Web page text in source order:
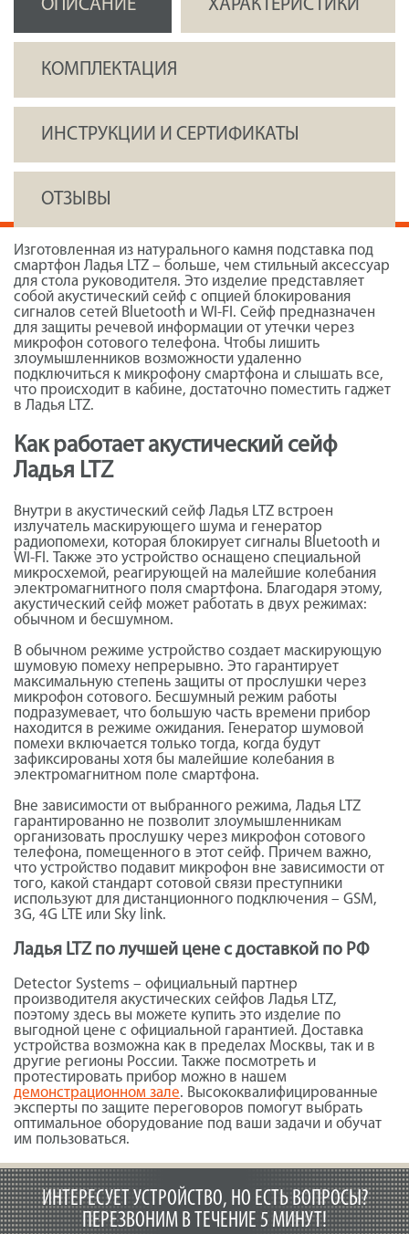
ОПИСАНИЕ ХАРАКТЕРИСТИКИ
КОМПЛЕКТАЦИЯ
ИНСТРУКЦИИ И СЕРТИФИКАТЫ
ОТЗЫВЫ
Изготовленная из натурального камня подставка под
смартфон Ладья LTZ – больше, чем стильный аксессуар
для стола руководителя. Это изделие представляет
собой акустический сейф с опцией блокирования
сигналов сетей Bluetooth и WI-FI. Сейф предназначен
для защиты речевой информации от утечки через
микрофон сотового телефона. Чтобы лишить
злоумышленников возможности удаленно
подключиться к микрофону смартфона и слышать все,
что происходит в кабине, достаточно поместить гаджет
в Ладья LTZ.
Как работает акустический сейф
Ладья LTZ
Внутри в акустический сейф Ладья LTZ встроен
излучатель маскирующего шума и генератор
радиопомехи, которая блокирует сигналы Bluetooth и
WI-FI. Также это устройство оснащено специальной
микросхемой, реагирующей на малейшие колебания
электромагнитного поля смартфона. Благодаря этому,
акустический сейф может работать в двух режимах:
обычном и бесшумном.
В обычном режиме устройство создает маскирующую
шумовую помеху непрерывно. Это гарантирует
максимальную степень защиты от прослушки через
микрофон сотового. Бесшумный режим работы
подразумевает, что большую часть времени прибор
находится в режиме ожидания. Генератор шумовой
помехи включается только тогда, когда будут
зафиксированы хотя бы малейшие колебания в
электромагнитном поле смартфона.
Вне зависимости от выбранного режима, Ладья LTZ
гарантированно не позволит злоумышленникам
организовать прослушку через микрофон сотового
телефона, помещенного в этот сейф. Причем важно,
что устройство подавит микрофон вне зависимости от
того, какой стандарт сотовой связи преступники
используют для дистанционного подключения – GSM,
3G, 4G LTE или Sky link.
Ладья LTZ по лучшей цене с доставкой по РФ
Detector Systems – официальный партнер
производителя акустических сейфов Ладья LTZ,
поэтому здесь вы можете купить это изделие по
выгодной цене с официальной гарантией. Доставка
устройства возможна как в пределах Москвы, так и в
другие регионы России. Также посмотреть и
протестировать прибор можно в нашем
демонстрационном зале. Высококвалифицированные
эксперты по защите переговоров помогут выбрать
оптимальное оборудование под ваши задачи и обучат
им пользоваться.
ИНТЕРЕСУЕТ УСТРОЙСТВО, НО ЕСТЬ ВОПРОСЫ?
ПЕРЕЗВОНИМ В ТЕЧЕНИЕ 5 МИНУТ!